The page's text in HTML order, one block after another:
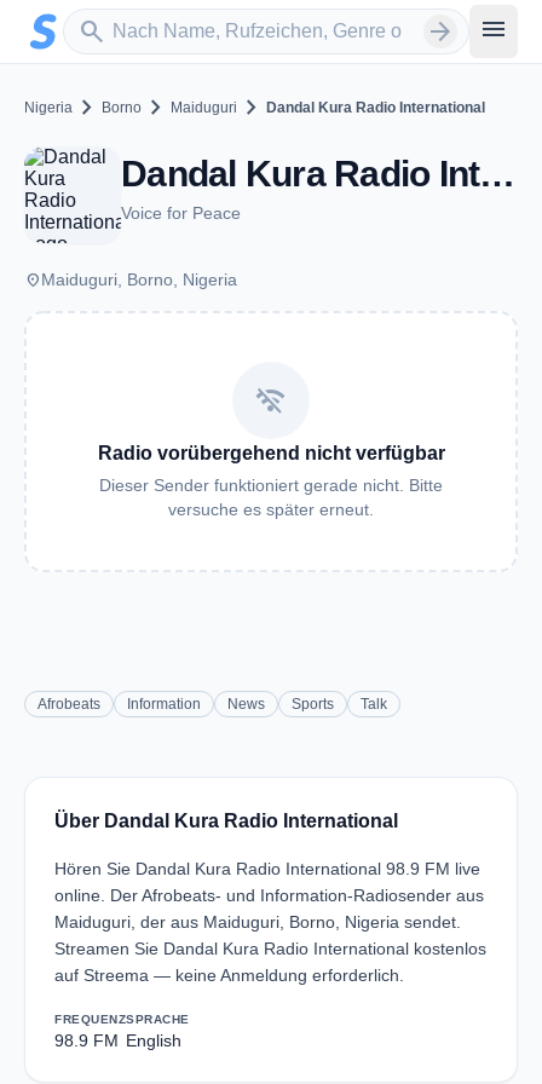
Zum Hauptinhalt springen
search
Sender suchen arrow_forward menu
Nigeria chevron_right Borno chevron_right Maiduguri chevron_right Dandal Kura Radio International
Dandal Kura Radio International - FM 98.9 - Maiduguri
Voice for Peace
placeMaiduguri, Borno, Nigeria
wifi_off
Radio vorübergehend nicht verfügbar
Dieser Sender funktioniert gerade nicht. Bitte
versuche es später erneut.
Afrobeats Information News Sports Talk
Über Dandal Kura Radio International
Hören Sie Dandal Kura Radio International 98.9 FM live
online. Der Afrobeats- und Information-Radiosender aus
Maiduguri, der aus Maiduguri, Borno, Nigeria sendet.
Streamen Sie Dandal Kura Radio International kostenlos
auf Streema — keine Anmeldung erforderlich.
FREQUENZ
98.9 FM
SPRACHE
English